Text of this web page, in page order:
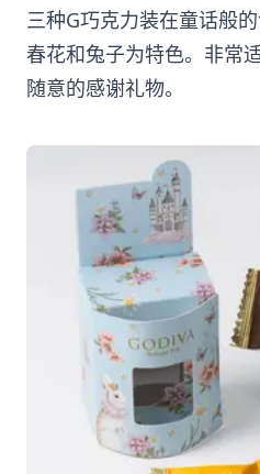
三种G巧克力装在童话般
春花和兔子为特色。非常
随意的感谢礼物。